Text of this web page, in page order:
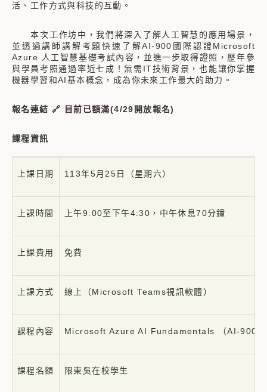
活、工作方式與科技的互動。
本次工作坊中，我們將深入了解人工智慧的應用場景，
並透過講師講解考題快速了解AI-900國際認證Microsoft
Azure 人工智慧基礎考試內容，並進一步取得證照，歷年參
與學員考照通過率近七成！無需IT技術背景，也能讓你掌握
機器學習和AI基本概念，成為你未來工作最大的助力。
報名連結 🔗 目前已額滿(4/29開放報名)
課程資訊
上課日期 113年5月25日（星期六）
上課時間 上午9:00至下午4:30，中午休息70分鐘
上課費用 免費
上課方式 線上（Microsoft Teams視訊軟體）
課程內容 Microsoft Azure AI Fundamentals （AI-900）
課程名額 限東吳在校學生